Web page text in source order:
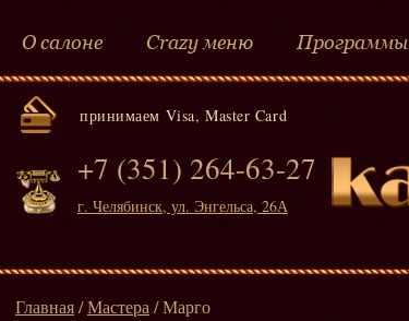
О салоне Crazy меню Программы
принимаем Visa, Master Card
+7 (351) 264-63-27
г. Челябинск, ул. Энгельса, 26А
Главная/Мастера / Марго